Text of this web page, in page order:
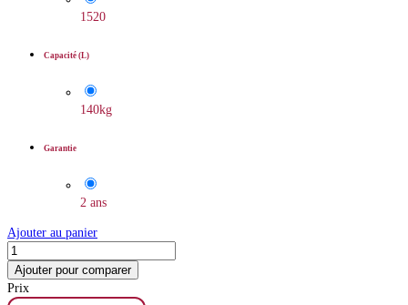
1520
Capacité (L)
140kg
Garantie
2 ans
Ajouter au panier
Ajouter pour comparer
Prix